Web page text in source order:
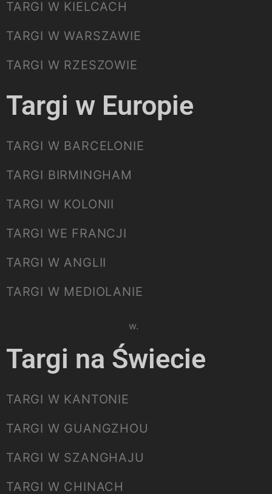
TARGI W KIELCACH
TARGI W WARSZAWIE
TARGI W RZESZOWIE
Targi w Europie
TARGI W BARCELONIE
TARGI BIRMINGHAM
TARGI W KOLONII
TARGI WE FRANCJI
TARGI W ANGLII
TARGI W MEDIOLANIE
Please select listing to show.
Targi na Świecie
TARGI W KANTONIE
TARGI W GUANGZHOU
TARGI W SZANGHAJU
TARGI W CHINACH